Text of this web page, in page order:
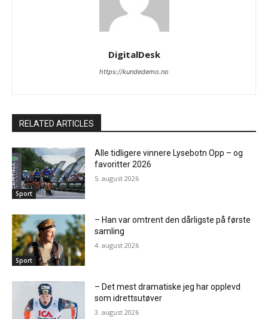
DigitalDesk
https://kundedemo.no
RELATED ARTICLES
Sport
Alle tidligere vinnere Lysebotn Opp – og
favoritter 2026
5. august 2026
Sport
– Han var omtrent den dårligste på første
samling
4. august 2026
– Det mest dramatiske jeg har opplevd
som idrettsutøver
3. august 2026